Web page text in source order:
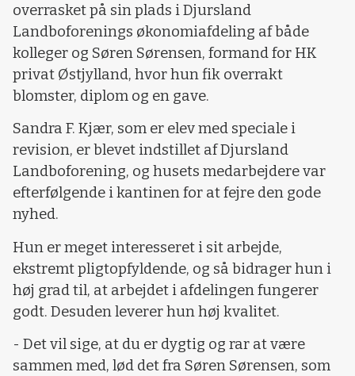
overrasket på sin plads i Djursland
Landboforenings økonomiafdeling af både
kolleger og Søren Sørensen, formand for HK
privat Østjylland, hvor hun fik overrakt
blomster, diplom og en gave.
Sandra F. Kjær, som er elev med speciale i
revision, er blevet indstillet af Djursland
Landboforening, og husets medarbejdere var
efterfølgende i kantinen for at fejre den gode
nyhed.
Hun er meget interesseret i sit arbejde,
ekstremt pligtopfyldende, og så bidrager hun i
høj grad til, at arbejdet i afdelingen fungerer
godt. Desuden leverer hun høj kvalitet.
- Det vil sige, at du er dygtig og rar at være
sammen med, lød det fra Søren Sørensen, som